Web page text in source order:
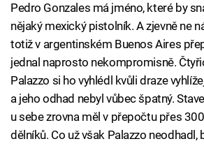
Pedro Gonzales má jméno, které by
nějaký mexický pistolník. A zjevně ne
totiž v argentinském Buenos Aires
jednal naprosto nekompromisně.
Palazzo si ho vyhlédl kvůli draze
a jeho odhad nebyl vůbec špatný.
u sebe zrovna měl v přepočtu přes
dělníků. Co už však Palazzo neodhadl,